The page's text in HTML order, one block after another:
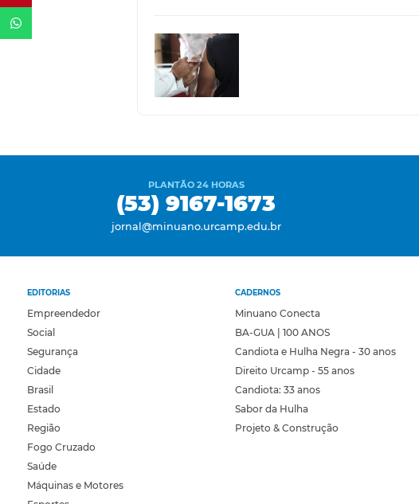
PLANTÃO 24 HORAS
(53) 9167-1673
jornal@minuano.urcamp.edu.br
EDITORIAS
Empreendedor
Social
Segurança
Cidade
Brasil
Estado
Região
Fogo Cruzado
Saúde
Máquinas e Motores
CADERNOS
Minuano Conecta
BA-GUA | 100 ANOS
Candiota e Hulha Negra - 30 anos
Direito Urcamp - 55 anos
Candiota: 33 anos
Sabor da Hulha
Projeto & Construção